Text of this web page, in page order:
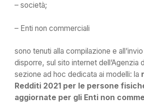
– società;
– Enti non commerciali
sono tenuti alla compilazione e
disporre, sul sito internet dell’Agenzia
sezione ad hoc dedicata ai modelli: la
Redditi 2021 per le persone
aggiornate per gli Enti non